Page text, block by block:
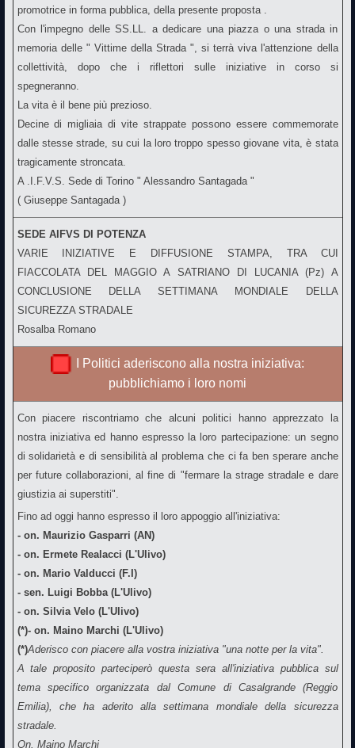
promotrice in forma pubblica, della presente proposta .
Con l'impegno delle SS.LL. a dedicare una piazza o una strada in
memoria delle " Vittime della Strada ", si terrà viva l'attenzione della
collettività, dopo che i riflettori sulle iniziative in corso si
spegneranno.
La vita è il bene più prezioso.
Decine di migliaia di vite strappate possono essere commemorate
dalle stesse strade, su cui la loro troppo spesso giovane vita, è stata
tragicamente stroncata.
A .I.F.V.S. Sede di Torino " Alessandro Santagada "
( Giuseppe Santagada )
SEDE AIFVS DI POTENZA
VARIE INIZIATIVE E DIFFUSIONE STAMPA, TRA CUI
FIACCOLATA DEL MAGGIO A SATRIANO DI LUCANIA (Pz) A
CONCLUSIONE DELLA SETTIMANA MONDIALE DELLA
SICUREZZA STRADALE
Rosalba Romano
I Politici aderiscono alla nostra iniziativa:
pubblichiamo i loro nomi
Con piacere riscontriamo che alcuni politici hanno apprezzato la
nostra iniziativa ed hanno espresso la loro partecipazione: un segno
di solidarietà e di sensibilità al problema che ci fa ben sperare anche
per future collaborazioni, al fine di "fermare la strage stradale e dare
giustizia ai superstiti".
Fino ad oggi hanno espresso il loro appoggio all'iniziativa:
- on. Maurizio Gasparri (AN)
- on. Ermete Realacci (L'Ulivo)
- on. Mario Valducci (F.I)
- sen. Luigi Bobba (L'Ulivo)
- on. Silvia Velo (L'Ulivo)
(*)- on. Maino Marchi (L'Ulivo)
(*)Aderisco con piacere alla vostra iniziativa "una notte per la vita".
A tale proposito parteciperò questa sera all'iniziativa pubblica sul
tema specifico organizzata dal Comune di Casalgrande (Reggio
Emilia), che ha aderito alla settimana mondiale della sicurezza
stradale.
On. Maino Marchi